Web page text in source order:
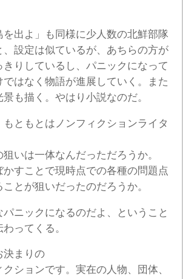
出よ」も同様に少人数の北鮮部隊
、設定は似ているが、あちらの方が
りしているし、パニックになって
はなく物語が進展していく。また
も描く。やはり小説なのだ。
ともとはノンフィクションライタ
いは一体なんだっただろうか。
かすことで現時点での各種の問題点
とが狙いだったのだろうか。
パニックになるのだよ、ということ
ってくる。
決まりの
クションです。実在の人物、団体、